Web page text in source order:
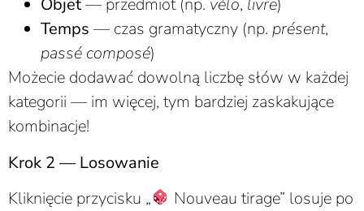
Objet— przedmiot (np. vélo, livre)
Temps — czas gramatyczny (np. présent,
passé composé)
Możecie dodawać dowolną liczbę słów w każdej
kategorii — im więcej, tym bardziej zaskakujące
kombinacje!
Krok 2 — Losowanie
Kliknięcie przycisku „
Nouveau tirage” losuje po